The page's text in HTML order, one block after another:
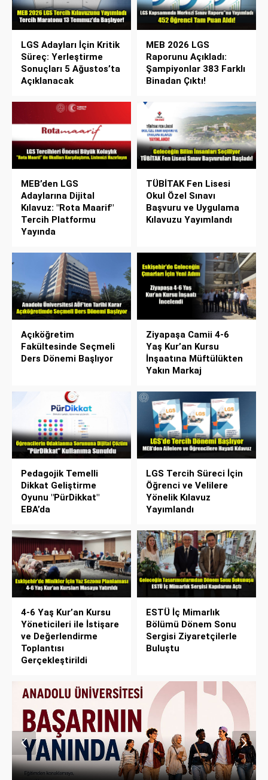
LGS Adayları İçin Kritik
Süreç: Yerleştirme
Sonuçları 5 Ağustos’ta
Açıklanacak
MEB 2026 LGS
Raporunu Açıkladı:
Şampiyonlar 383 Farklı
Binadan Çıktı!
MEB’den LGS
Adaylarına Dijital
Kılavuz: "Rota Maarif"
Tercih Platformu
Yayında
TÜBİTAK Fen Lisesi
Okul Özel Sınavı
Başvuru ve Uygulama
Kılavuzu Yayımlandı
Açıköğretim
Fakültesinde Seçmeli
Ders Dönemi Başlıyor
Ziyapaşa Camii 4-6
Yaş Kur’an Kursu
İnşaatına Müftülükten
Yakın Markaj
Pedagojik Temelli
Dikkat Geliştirme
Oyunu "PürDikkat"
EBA’da
LGS Tercih Süreci İçin
Öğrenci ve Velilere
Yönelik Kılavuz
Yayımlandı
4-6 Yaş Kur’an Kursu
Yöneticileri ile İstişare
ve Değerlendirme
Toplantısı
Gerçekleştirildi
ESTÜ İç Mimarlık
Bölümü Dönem Sonu
Sergisi Ziyaretçilerle
Buluştu